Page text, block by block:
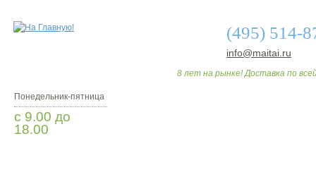
(495) 514-
info@maitai.ru
8 лет на рынке! Доставка по
Понедельник-пятница
с 9.00 до
18.00